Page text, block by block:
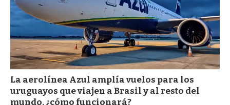
La aerolínea Azul amplía vuelos para los
uruguayos que viajen a Brasil y al resto del
mundo, ¿cómo funcionará?